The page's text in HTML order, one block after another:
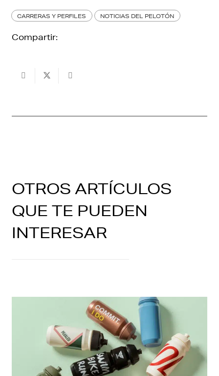
CARRERAS Y PERFILES NOTICIAS DEL PELOTÓN
Compartir:
OTROS ARTÍCULOS
QUE TE PUEDEN
INTERESAR